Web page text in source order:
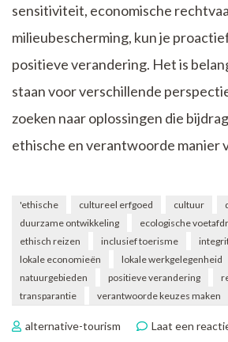
sensitiviteit, economische
milieubescherming, kun je
positieve verandering. Het is
staan voor verschillende
zoeken naar oplossingen die
ethische en verantwoorde manier
'ethische cultureel erfgoed cultuur
duurzame ontwikkeling
ecologische
ethisch reizen
inclusief toerisme
lokale economieën
lokale werkgelegenheid
natuurgebieden
positieve verandering
transparantie
verantwoorde keuzes maken
alternative-tourism Laat een